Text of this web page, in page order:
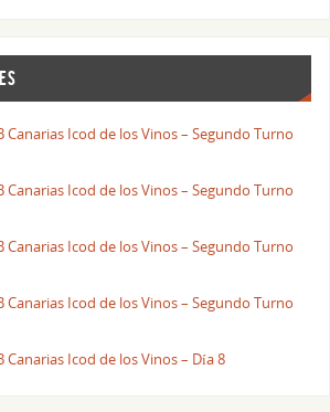
Canarias Icod de los Vinos – Segundo Turno
Canarias Icod de los Vinos – Segundo Turno
Canarias Icod de los Vinos – Segundo Turno
Canarias Icod de los Vinos – Segundo Turno
Canarias Icod de los Vinos – Día 8